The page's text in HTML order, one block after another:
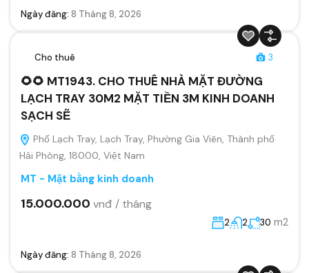
Ngày đăng: 8 Tháng 8, 2026
Cho thuê 3
🌻🌻 MT1943. CHO THUÊ NHÀ MẶT ĐƯỜNG
LẠCH TRAY 30M2 MẶT TIỀN 3M KINH DOANH
SẠCH SẼ
Phố Lạch Tray, Lạch Tray, Phường Gia Viên, Thành phố
Hải Phòng, 18000, Việt Nam
MT - Mặt bằng kinh doanh
15.000.000 vnđ / tháng
2 2 30 m2
Ngày đăng: 8 Tháng 8, 2026